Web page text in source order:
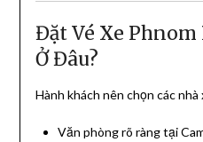
Đặt Vé Xe
Ở Đâu?
Hành khách nên chọn các nhà
Văn phòng rõ ràng tại